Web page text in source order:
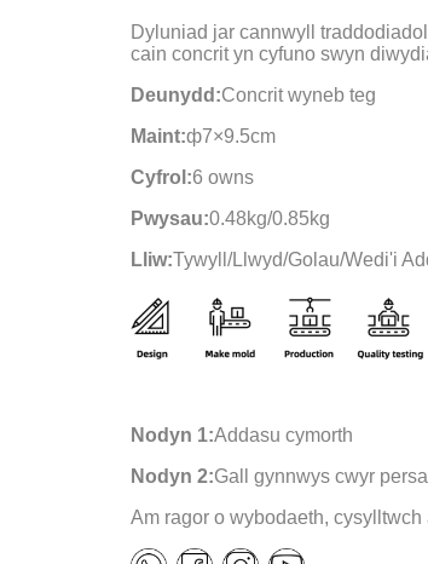
Dyluniad jar cannwyll
cain concrit yn cyfuno swyn
Deunydd:Concrit wyneb teg
Maint:ф7×9.5cm
Cyfrol:6 owns
Pwysau:0.48kg/0.85kg
Lliw:Tywyll/Llwyd/Golau/Wedi'i
Nodyn 1:Addasu cymorth
Nodyn 2:Gall gynnwys cwyr
Am ragor o wybodaeth, cysylltwch